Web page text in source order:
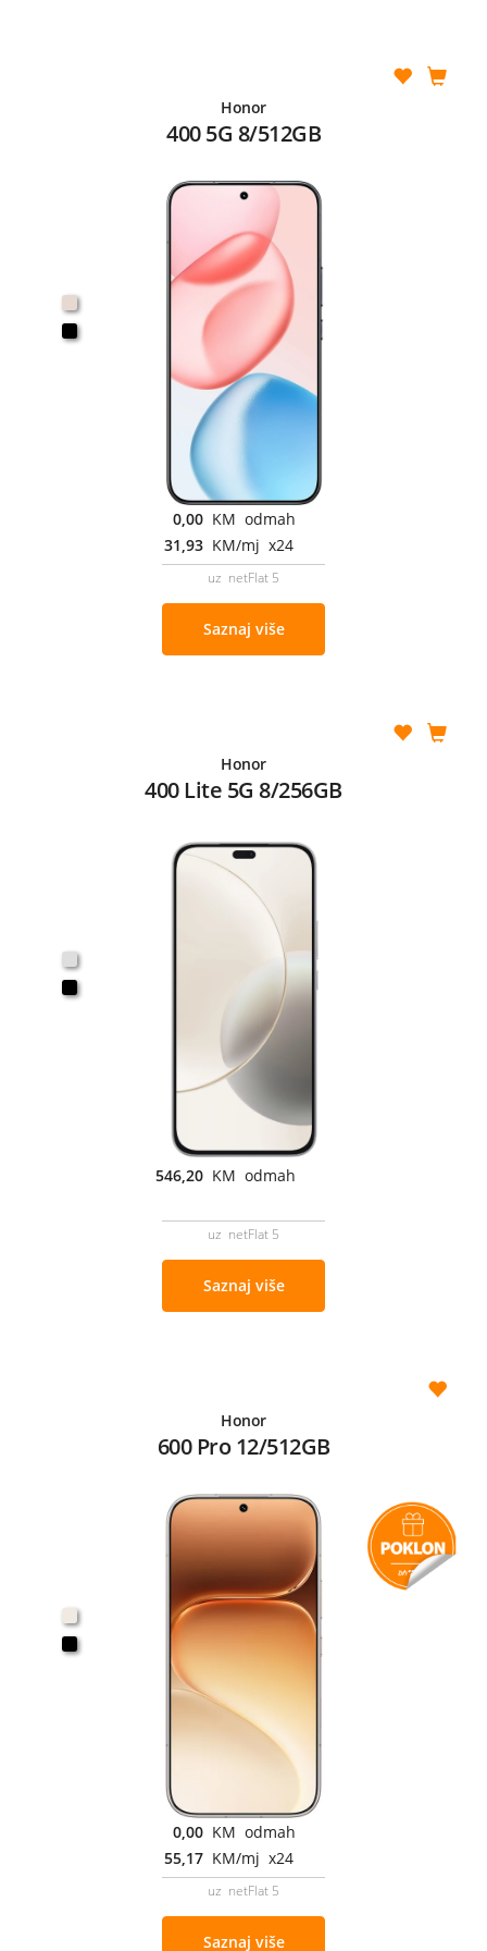
Honor
400 5G 8/512GB
0,00 KM odmah
31,93 KM/mj x24
uz netFlat 5
Saznaj više
Honor
400 Lite 5G 8/256GB
546,20 KM odmah
uz netFlat 5
Saznaj više
Honor
600 Pro 12/512GB
0,00 KM odmah
55,17 KM/mj x24
uz netFlat 5
Saznaj više